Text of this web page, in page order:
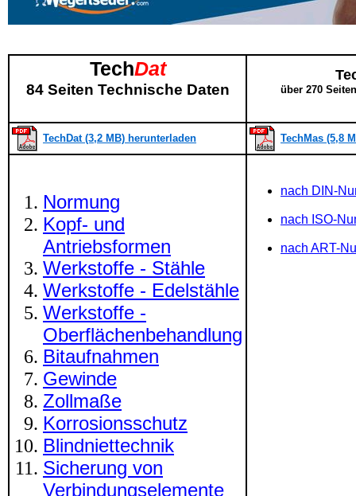
TechDat
84 Seiten Technische Daten über 270
TechDat (3,2 MB) herunterladen TechMas (5,8
Normung
Kopf- und
Antriebsformen
Werkstoffe - Stähle
Werkstoffe - Edelstähle
Werkstoffe -
Oberflächenbehandlung
Bitaufnahmen
Gewinde
Zollmaße
Korrosionsschutz
Blindniettechnik
Sicherung von
Verbindungselemente
nach DIN-
nach ISO-
nach ART-